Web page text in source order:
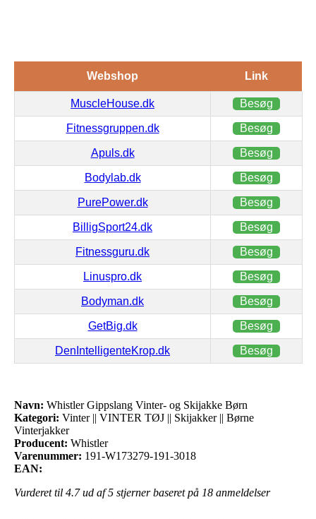
Webshop Link
MuscleHouse.dk Besøg
Fitnessgruppen.dk Besøg
Apuls.dk Besøg
Bodylab.dk Besøg
PurePower.dk Besøg
BilligSport24.dk Besøg
Fitnessguru.dk Besøg
Linuspro.dk Besøg
Bodyman.dk Besøg
GetBig.dk Besøg
DenIntelligenteKrop.dk Besøg
Navn: Whistler Gippslang Vinter- og Skijakke Børn
Kategori: Vinter || VINTER TØJ || Skijakker || Børne
Vinterjakker
Producent: Whistler
Varenummer: 191-W173279-191-3018
EAN:
Vurderet til 4.7ud af 5 stjerner baseret på 18 anmeldelser